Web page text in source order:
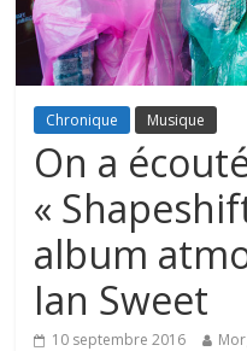
Chronique Musique
On a
«
album
Ian Sweet
10 septembre 2016